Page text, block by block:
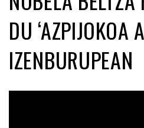
DU ‘AZPIJOKOA
IZENBURUPEAN